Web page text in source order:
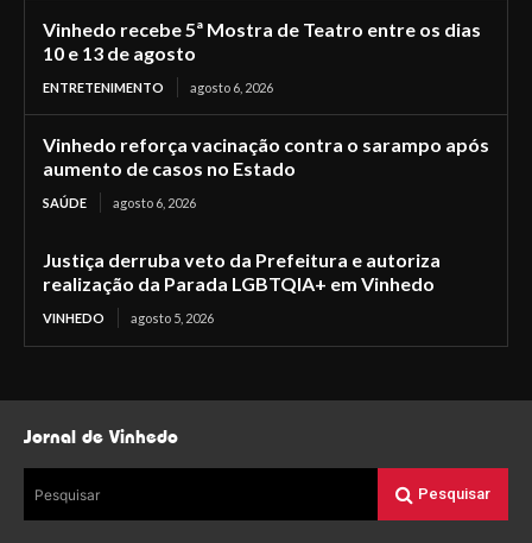
Vinhedo recebe 5ª Mostra de Teatro entre os dias
10 e 13 de agosto
ENTRETENIMENTO agosto 6, 2026
Vinhedo reforça vacinação contra o sarampo após
aumento de casos no Estado
SAÚDE agosto 6, 2026
Justiça derruba veto da Prefeitura e autoriza
realização da Parada LGBTQIA+ em Vinhedo
VINHEDO agosto 5, 2026
Jornal de Vinhedo
Pesquisar Pesquisar